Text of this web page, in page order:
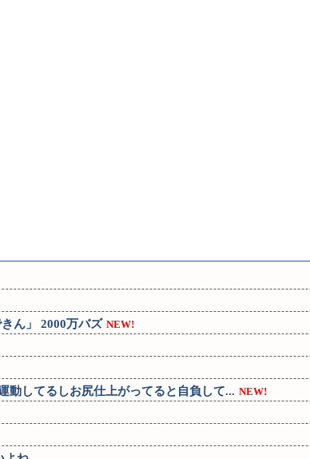
ん」 2000万バズ NEW!
動してるしお尻仕上がってると自負して... NEW!